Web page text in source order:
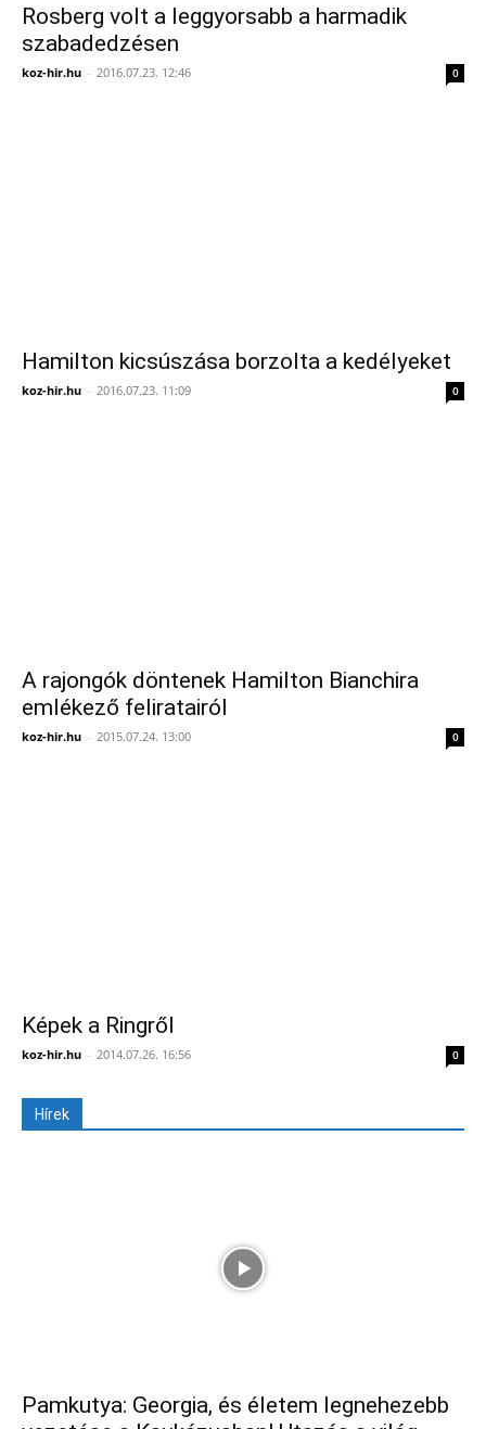
Rosberg volt a leggyorsabb a harmadik
szabadedzésen
koz-hir.hu - 2016.07.23. 12:46 0
Hamilton kicsúszása borzolta a kedélyeket
koz-hir.hu - 2016.07.23. 11:09 0
A rajongók döntenek Hamilton Bianchira
emlékező feliratairól
koz-hir.hu - 2015.07.24. 13:00 0
Képek a Ringről
koz-hir.hu - 2014.07.26. 16:56 0
Hírek
Pamkutya: Georgia, és életem legnehezebb